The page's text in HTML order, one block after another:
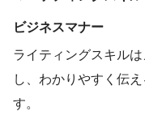
ビジネスマナー
ライティングスキル
し、わかりやすく伝
す。